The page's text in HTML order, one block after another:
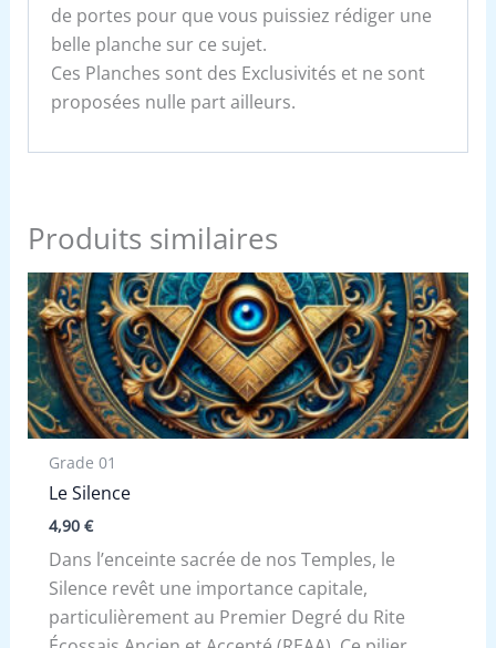
de portes pour que vous puissiez rédiger une
belle planche sur ce sujet.
Ces Planches sont des Exclusivités et ne sont
proposées nulle part ailleurs.
Produits similaires
Grade 01
Le Silence
4,90 €
Dans l’enceinte sacrée de nos Temples, le
Silence revêt une importance capitale,
particulièrement au Premier Degré du Rite